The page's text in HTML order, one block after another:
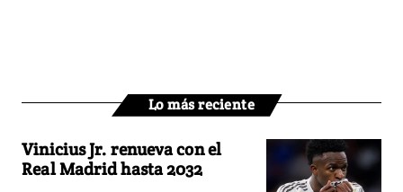
Lo más reciente
Vinicius Jr. renueva con el
Real Madrid hasta 2032